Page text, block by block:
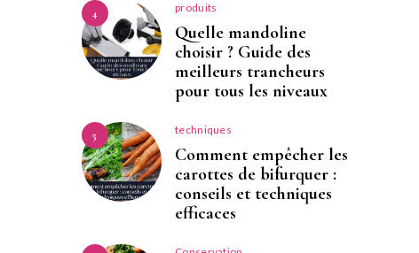
4 produits
Quelle mandoline
choisir ? Guide des
meilleurs trancheurs
pour tous les niveaux
5 techniques
Comment empêcher les
carottes de bifurquer :
conseils et techniques
efficaces